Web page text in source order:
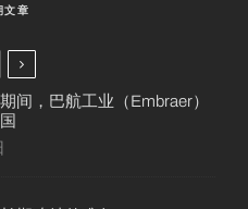
文章
间，巴航工业（Embraer）